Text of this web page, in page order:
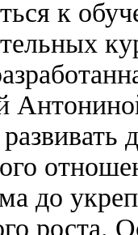
к
до
роста.